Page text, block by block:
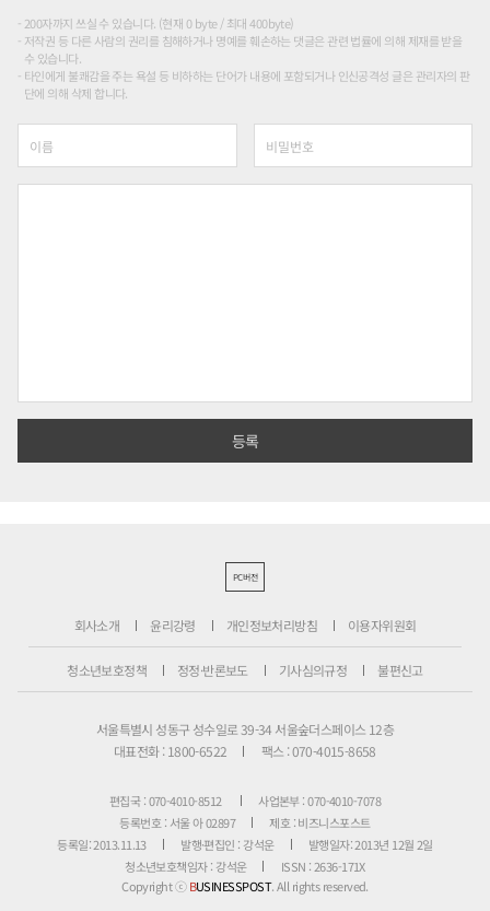
200자까지 쓰실 수 있습니다. (현재 0 byte / 최대 400byte)
저작권 등 다른 사람의 권리를 침해하거나 명예를 훼손하는 댓글은 관련 법률에 의해 제재를 받을
수 있습니다.
타인에게 불쾌감을 주는 욕설 등 비하하는 단어가 내용에 포함되거나 인신공격성 글은 관리자의 판
단에 의해 삭제 합니다.
PC버전
회사소개 윤리강령 개인정보처리방침 이용자위원회
청소년보호정책 정정·반론보도 기사심의규정 불편신고
서울특별시 성동구 성수일로 39-34 서울숲더스페이스 12층
대표전화 : 1800-6522
팩스 : 070-4015-8658
편집국 : 070-4010-8512
사업본부 : 070-4010-7078
등록번호 : 서울 아 02897
제호 : 비즈니스포스트
등록일: 2013.11.13
발행·편집인 : 강석운
발행일자: 2013년 12월 2일
청소년보호책임자 : 강석운
ISSN : 2636-171X
Copyright ⓒBUSINESSPOST. All rights reserved.